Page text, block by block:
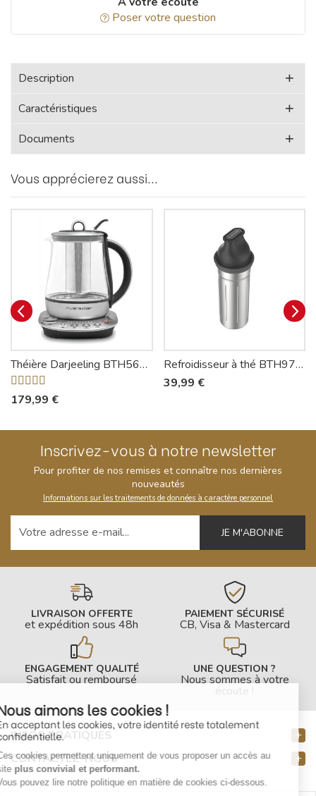
Poser votre question
Description
Caractéristiques
Documents
Vous apprécierez aussi...
Théière Darjeeling BTH560 - Riviera-et-Bar
179,99 €
Refroidisseur à thé BTH970 - Riviera-et-Bar
39,99 €
Inscrivez-vous à notre newsletter
Pour profiter de nos remises et connaître nos dernières
nouveautés
Informations sur les traitements de données à caractère personnel
LIVRAISON OFFERTE
et expédition sous 48h
PAIEMENT SÉCURISÉ
CB, Visa & Mastercard
ENGAGEMENT QUALITÉ
Satisfait ou remboursé
UNE QUESTION ?
Nous sommes à votre
INFOS PRATIQUES
CONTACTEZ-NOUS
Nous aimons les cookies !
En acceptant les cookies, votre identité reste totalement
confidentielle.
Ces cookies permettent uniquement de vous proposer un accès au
siteplus convivial et performant.
Vous pouvez lire notre politique en matière de cookies ci-dessous.